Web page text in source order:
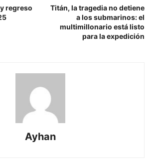
regreso
Titán, la tragedia no detiene
a los submarinos: el
multimillonario está listo
para la expedición
Ayhan